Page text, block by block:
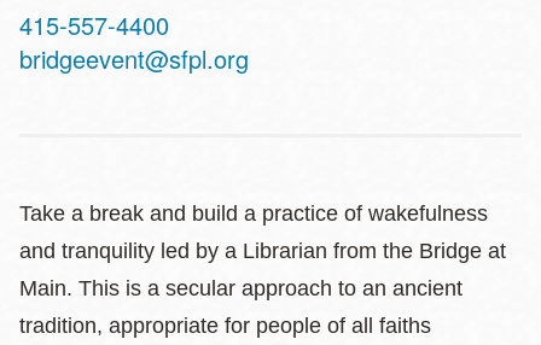
Contact
Telephone
415-557-4400
bridgeevent@sfpl.org
Take a break and build a practice of wakefulness
and tranquility led by a Librarian from the Bridge at
Main. This is a secular approach to an ancient
tradition, appropriate for people of all faiths